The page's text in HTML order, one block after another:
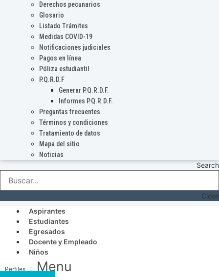
Derechos pecunarios
Glosario
Listado Trámites
Medidas COVID-19
Notificaciones judiciales
Pagos en línea
Póliza estudiantil
P.Q.R.D.F
Generar P.Q.R.D.F.
Informes P.Q.R.D.F.
Preguntas frecuentes
Términos y condiciones
Tratamiento de datos
Mapa del sitio
Noticias
Search
Close
Aspirantes
Estudiantes
Egresados
Docente y Empleado
Niños
Menu